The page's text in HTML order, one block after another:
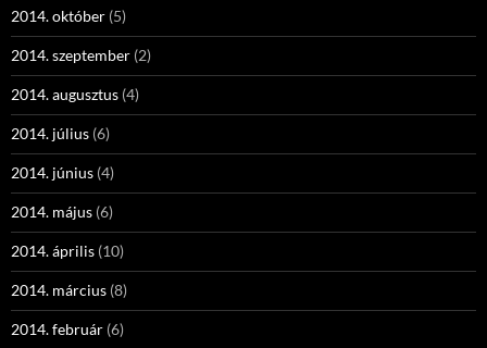
2014. október (5)
2014. szeptember (2)
2014. augusztus (4)
2014. július (6)
2014. június (4)
2014. május (6)
2014. április (10)
2014. március (8)
2014. február (6)